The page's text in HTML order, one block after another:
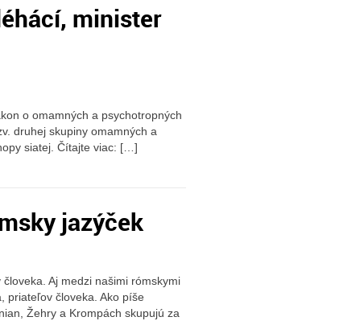
minister
o omamných a psychotropných
druhej skupiny omamných a
siatej. Čítajte viac: […]
jazýček
Aj medzi našimi rómskymi
priateľov človeka. Ako píše
Žehry a Krompách skupujú za